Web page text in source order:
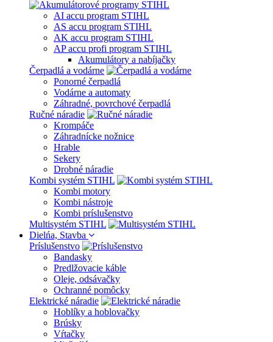
AI accu program STIHL
AS accu program STIHL
AK accu program STIHL
AP accu profi program STIHL
Akumulátory a nabíjačky
Čerpadlá a vodárne
Ponorné čerpadlá
Vodárne a automaty
Záhradné, povrchové čerpadlá
Ručné náradie
Krompáče
Záhradnícke nožnice
Hrable
Sekery
Drobné náradie
Kombi systém STIHL
Kombi motory
Kombi nástroje
Kombi príslušenstvo
Multisystém STIHL
Dielńa, Stavba
Príslušenstvo
Bandasky
Predlžovacie káble
Oleje, odsávačky
Ochranné pomôcky
Elektrické náradie
Hoblíky a hoblovačky
Brúsky
Vŕtačky